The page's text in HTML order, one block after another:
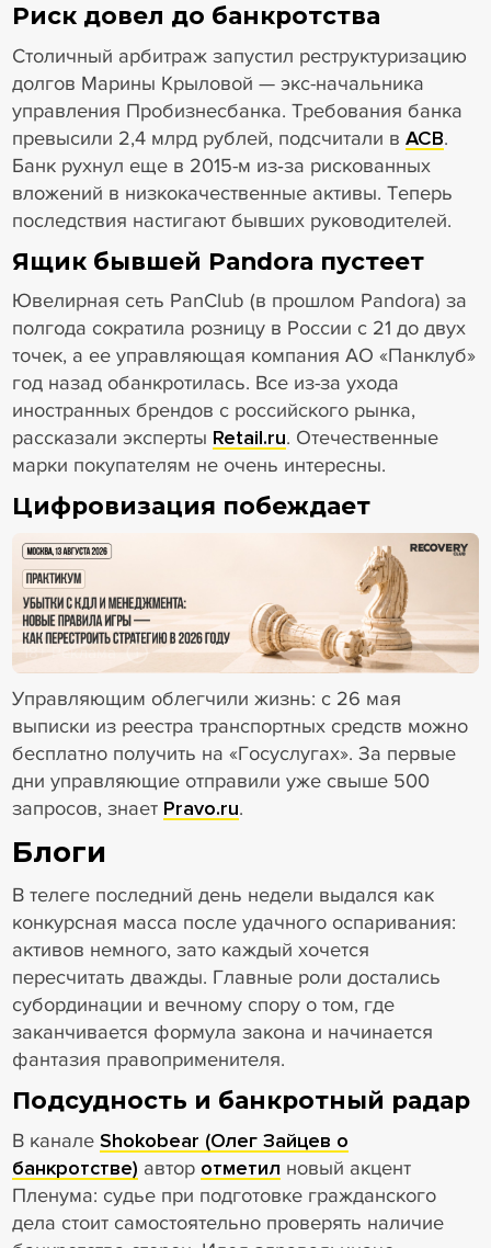
Риск довел до банкротства
Столичный арбитраж запустил реструктуризацию
долгов Марины Крыловой — экс-начальника
управления Пробизнесбанка. Требования банка
превысили 2,4 млрд рублей, подсчитали в АСВ.
Банк рухнул еще в 2015-м из‑за рискованных
вложений в низкокачественные активы. Теперь
последствия настигают бывших руководителей.
Ящик бывшей Pandora пустеет
Ювелирная сеть PanClub (в прошлом Pandora) за
полгода сократила розницу в России с 21 до двух
точек, а ее управляющая компания АО «Панклуб»
год назад обанкротилась. Все из-за ухода
иностранных брендов с российского рынка,
рассказали эксперты Retail.ru. Отечественные
марки покупателям не очень интересны.
Цифровизация побеждает
18+ Реклама
Управляющим облегчили жизнь: с 26 мая
выписки из реестра транспортных средств можно
бесплатно получить на «Госуслугах». За первые
дни управляющие отправили уже свыше 500
запросов, знает Pravo.ru.
Блоги
В телеге последний день недели выдался как
конкурсная масса после удачного оспаривания:
активов немного, зато каждый хочется
пересчитать дважды. Главные роли достались
субординации и вечному спору о том, где
заканчивается формула закона и начинается
фантазия правоприменителя.
Подсудность и банкротный радар
В канале Shokobear (Олег Зайцев о
банкротстве) автор отметил новый акцент
Пленума: судье при подготовке гражданского
дела стоит самостоятельно проверять наличие